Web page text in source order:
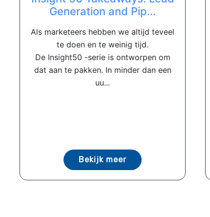
Generation and Pip...
Als marketeers hebben we altijd teveel
te doen en te weinig tijd.
De Insight50 -serie is ontworpen om
dat aan te pakken. In minder dan een
uu...
Bekijk meer